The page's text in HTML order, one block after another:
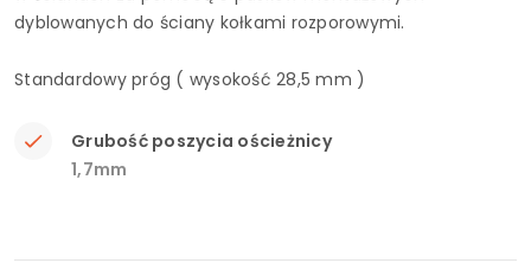
dyblowanych do ściany kołkami rozporowymi.
Standardowy próg ( wysokość 28,5 mm )
Grubość poszycia ościeżnicy
1,7mm